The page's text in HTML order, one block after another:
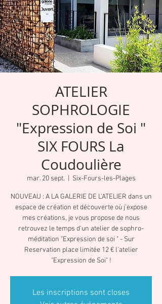
ATELIER
SOPHROLOGIE
"Expression de Soi "
SIX FOURS La
Coudoulière
mar. 20 sept.
  |
Six-Fours-les-Plages
NOUVEAU : A LA GALERIE DE L'ATELIER dans un
espace de création et découverte où j'expose
mes créations, je vous propose de nous
retrouvez le temps d'un atelier de sophro-
méditation "Expression de soi " - Sur
Reservation place limitée 12 € l'atelier
"Expression de Soi" !
Les inscriptions sont closes